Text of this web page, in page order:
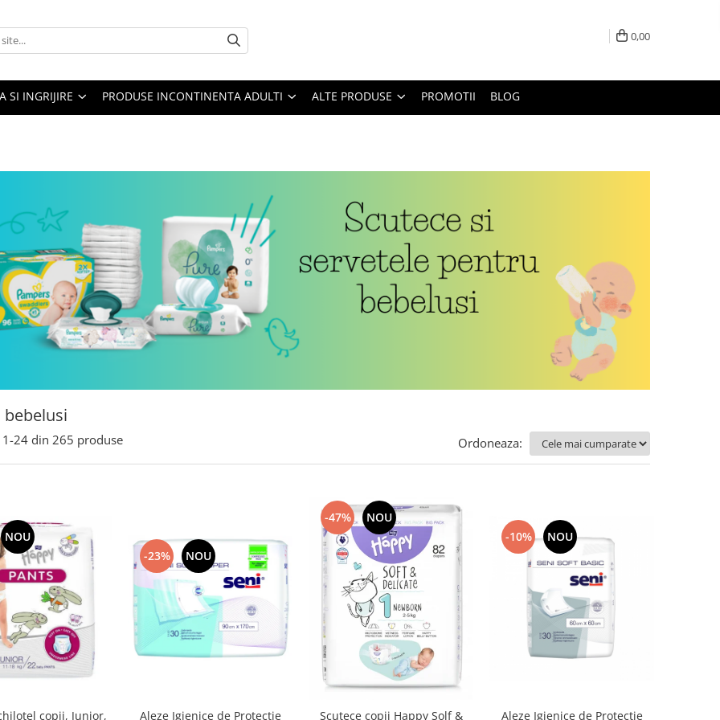
0,00
SI INGRIJIRE PRODUSE INCONTINENTA ADULTI ALTE PRODUSE PROMOTII BLOG
bebelusi
1-24 din 265 produse Ordoneaza:
NOU
copii, Junior,
-23% NOU
Aleze Igienice de Protectie
-47% NOU
Scutece copii Happy Solf &
-10% NOU
Aleze Igienice de Protectie